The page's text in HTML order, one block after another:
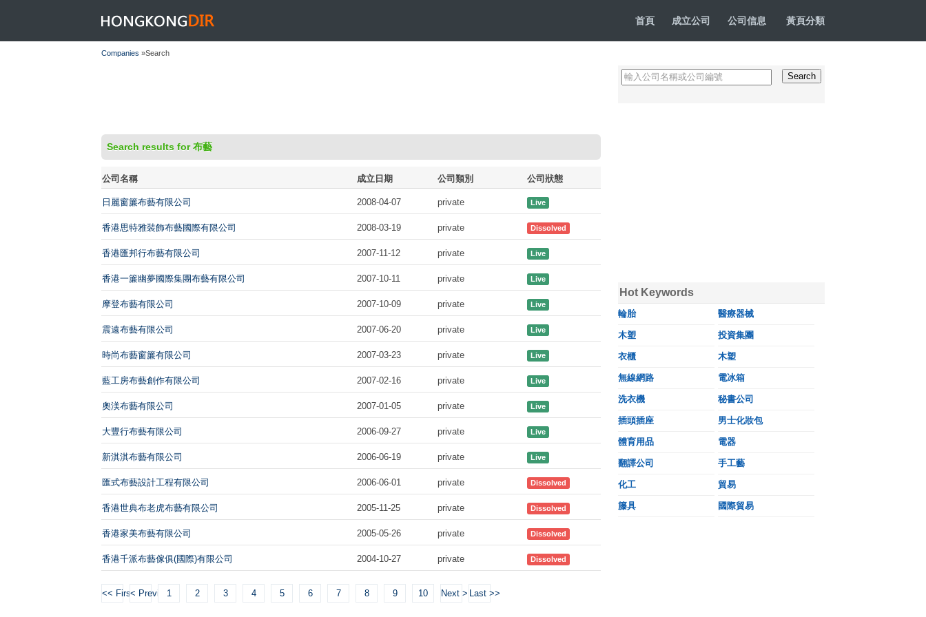
HONGKONGDIR 首頁 成立公司 公司信息 黃頁分類
Companies »Search
Search results for 布藝
公司名稱 成立日期 公司類別 公司狀態
日麗窗簾布藝有限公司 2008-04-07 private Live
香港思特雅裝飾布藝國際有限公司 2008-03-19 private Dissolved
香港匯邦行布藝有限公司 2007-11-12 private Live
香港一簾幽夢國際集團布藝有限公司 2007-10-11 private Live
摩登布藝有限公司 2007-10-09 private Live
震遠布藝有限公司 2007-06-20 private Live
時尚布藝窗簾有限公司 2007-03-23 private Live
藍工房布藝創作有限公司 2007-02-16 private Live
奧渼布藝有限公司 2007-01-05 private Live
大豐行布藝有限公司 2006-09-27 private Live
新淇淇布藝有限公司 2006-06-19 private Live
匯式布藝設計工程有限公司 2006-06-01 private Dissolved
香港世典布老虎布藝有限公司 2005-11-25 private Dissolved
香港家美布藝有限公司 2005-05-26 private Dissolved
香港千派布藝傢俱(國際)有限公司 2004-10-27 private Dissolved
<< First< Previous1 2 3 4 5 6 7 8 9 10 Next > Last >>
Hot Keywords
輪胎 醫療器械
木塑 投資集團
衣櫃 木塑
無線網路 電冰箱
洗衣機 秘書公司
插頭插座 男士化妝包
體育用品 電器
翻譯公司 手工藝
化工 貿易
籐具 國際貿易